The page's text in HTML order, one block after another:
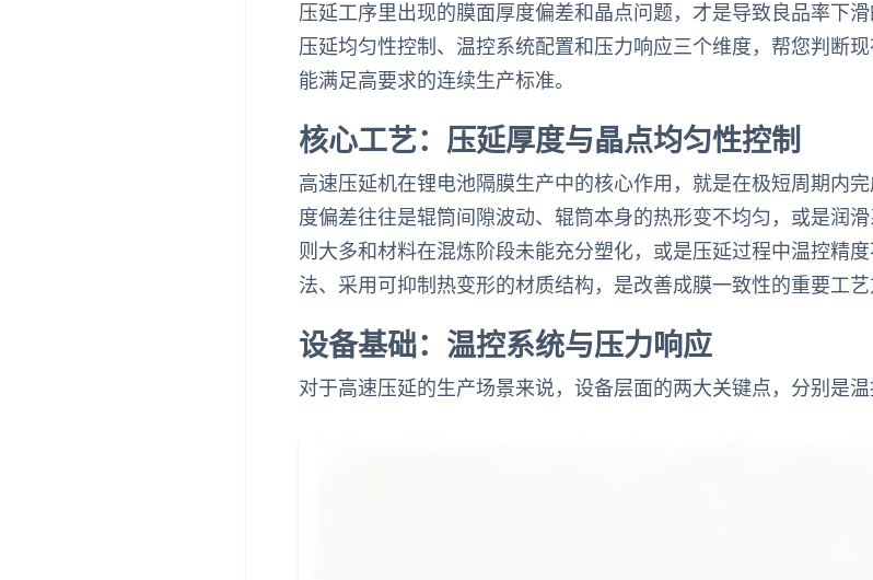
压延工序里出现的膜面厚度偏差和晶点问题，才是导致良品率下
压延均匀性控制、温控系统配置和压力响应三个维度，帮您判断
能满足高要求的连续生产标准。
核心工艺：压延厚度与晶点均匀性控制
高速压延机在锂电池隔膜生产中的核心作用，就是在极短周期内
度偏差往往是辊筒间隙波动、辊筒本身的热形变不均匀，或是润
则大多和材料在混炼阶段未能充分塑化，或是压延过程中温控精
法、采用可抑制热变形的材质结构，是改善成膜一致性的重要工艺
设备基础：温控系统与压力响应
对于高速压延的生产场景来说，设备层面的两大关键点，分别是温